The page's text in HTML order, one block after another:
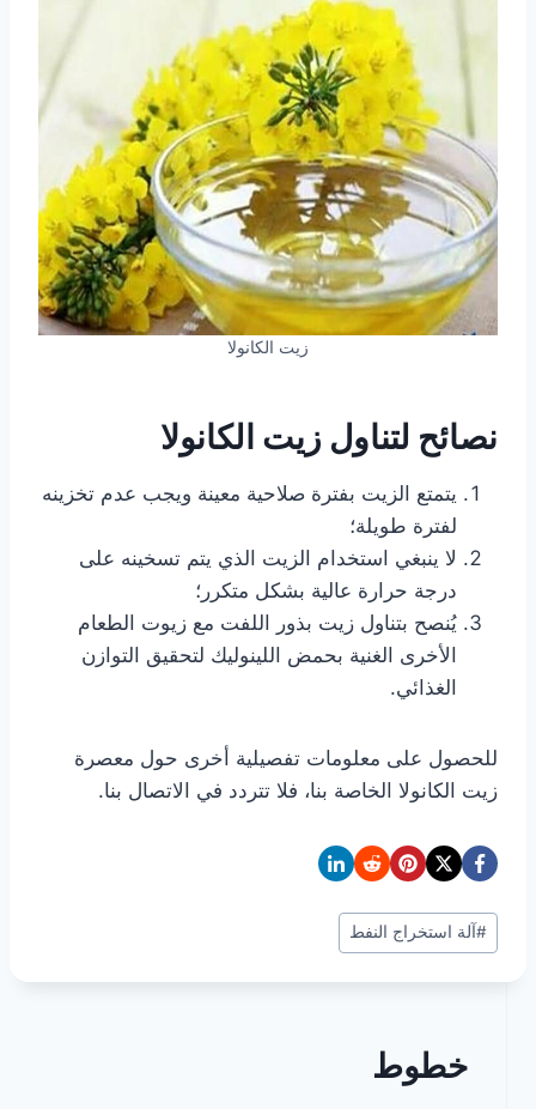
زيت الكانولا
نصائح لتناول زيت الكانولا
يتمتع الزيت بفترة صلاحية معينة ويجب عدم تخزينه
لفترة طويلة؛
لا ينبغي استخدام الزيت الذي يتم تسخينه على
درجة حرارة عالية بشكل متكرر؛
يُنصح بتناول زيت بذور اللفت مع زيوت الطعام
الأخرى الغنية بحمض اللينوليك لتحقيق التوازن
الغذائي.
للحصول على معلومات تفصيلية أخرى حول معصرة
زيت الكانولا الخاصة بنا، فلا تتردد في الاتصال بنا.
وسوم
المقال:
#آلة استخراج النفط
خطوط